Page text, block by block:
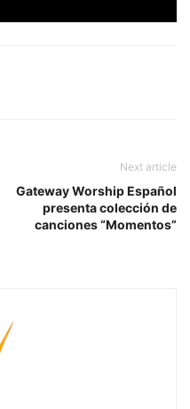
Next article
Gateway Worship Español
presenta colección de
canciones “Momentos”